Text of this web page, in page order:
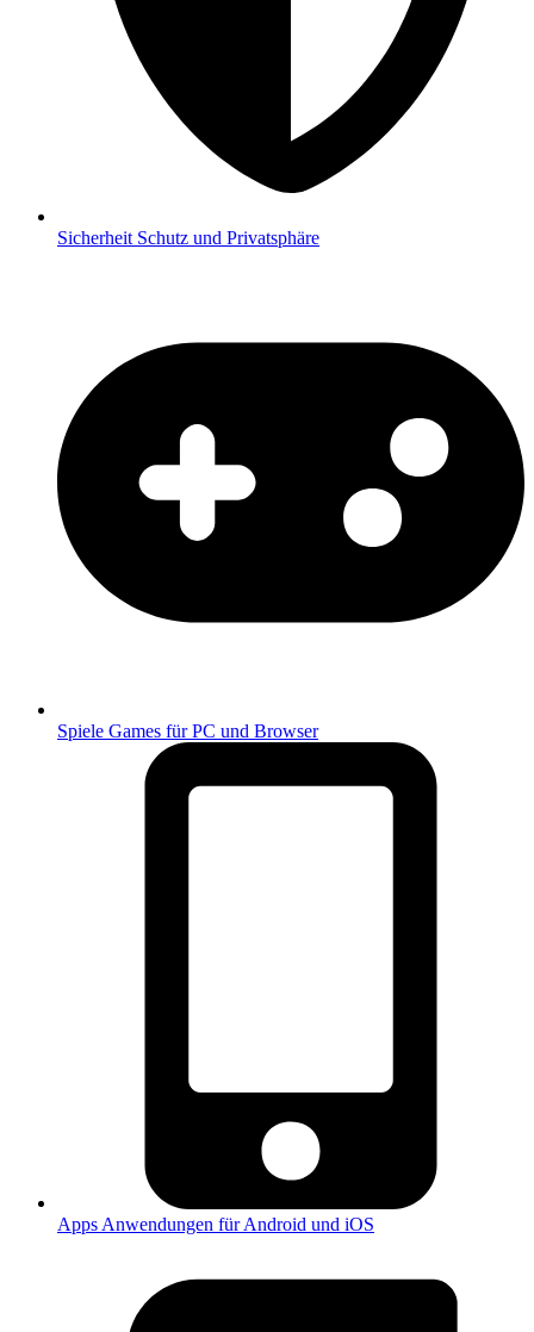
Sicherheit Schutz und Privatsphäre
Spiele Games für PC und Browser
Apps Anwendungen für Android und iOS